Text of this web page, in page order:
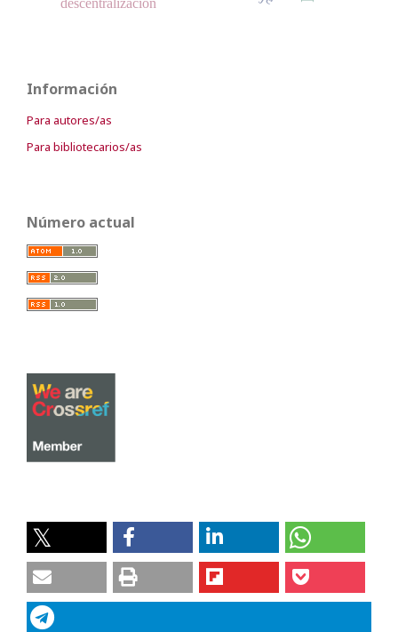
descentralización
Información
Para autores/as
Para bibliotecarios/as
Número actual